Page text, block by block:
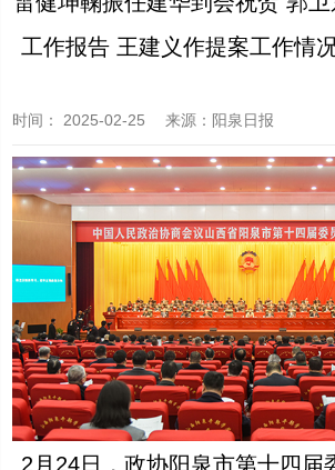
工作报告 王建义作提案工作情
时间： 2025-02-25 来源 ：阳泉日报
2月24日，政协阳泉市第十四届